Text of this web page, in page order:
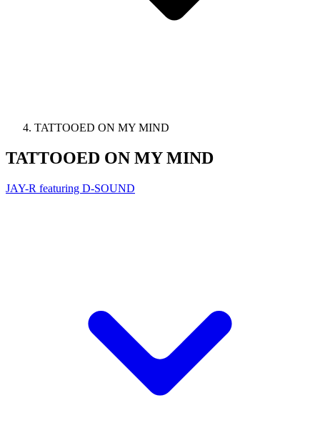
TATTOOED ON MY MIND
TATTOOED ON MY MIND
JAY-R featuring D-SOUND